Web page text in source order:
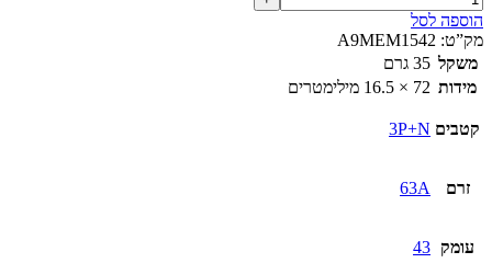
הוספה לסל
מק”ט: A9MEM1542
משקל 35 גרם
מידות 72 × 16.5 מילימטרים
קטבים 3P+N
זרם 63A
עומק 43